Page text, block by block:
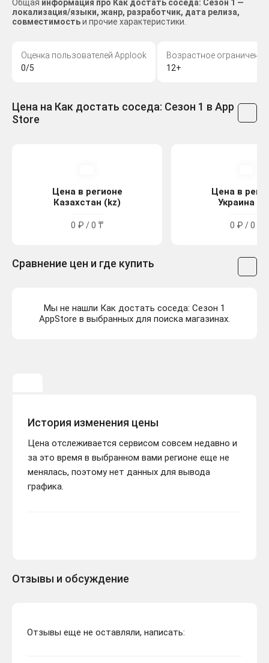
Общая информация про Как достать соседа: Сезон 1 —
локализация/языки, жанр, разработчик, дата релиза,
совместимостьи прочие характеристики.
Оценка пользователей Applook
0/5
Возрастное ограничение
12+
Цена на Как достать соседа: Сезон 1 в App
Store
Цена в регионе
Казахстан (kz)
0 ₽ / 0 ₸
Цена в
Украина
0 ₽ / 0 ₴
Сравнение цен и где купить
Мы не нашли Как достать соседа: Сезон 1
AppStore в выбранных для поиска магазинах.
История изменения цены
Цена отслеживается сервисом совсем недавно и
за это время в выбранном вами регионе еще не
менялась, поэтому нет данных для вывода
графика.
Отзывы и обсуждение
Отзывы еще не оставляли, написать: